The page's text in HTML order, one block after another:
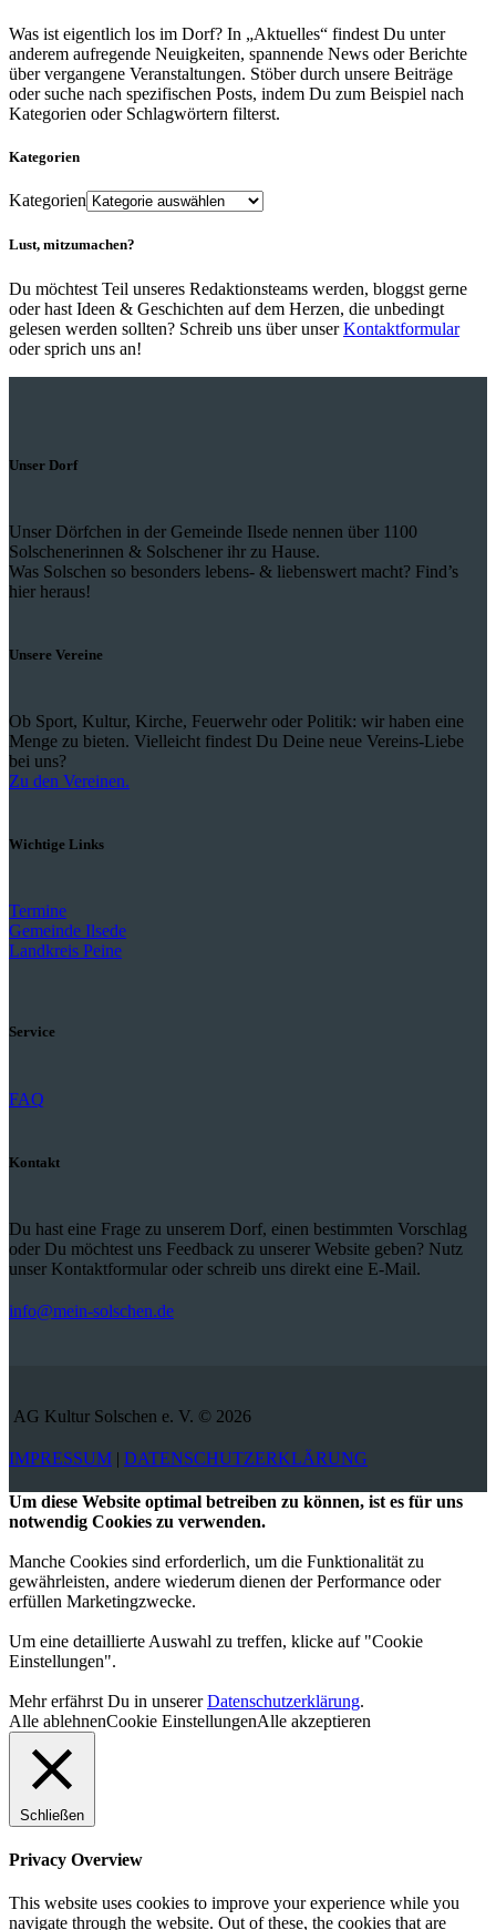
Was ist eigentlich los im Dorf? In „Aktuelles“ findest Du unter
anderem aufregende Neuigkeiten, spannende News oder Berichte
über vergangene Veranstaltungen. Stöber durch unsere Beiträge
oder suche nach spezifischen Posts, indem Du zum Beispiel nach
Kategorien oder Schlagwörtern filterst.
Kategorien
Kategorien
Lust, mitzumachen?
Du möchtest Teil unseres Redaktionsteams werden, bloggst gerne
oder hast Ideen & Geschichten auf dem Herzen, die unbedingt
gelesen werden sollten? Schreib uns über unserKontaktformular
oder sprich uns an!
Unser Dorf
Unser Dörfchen in der Gemeinde Ilsede nennen über 1100
Solschenerinnen & Solschener ihr zu Hause.
Was Solschen so besonders lebens- & liebenswert macht? Find’s
hier heraus!
Unsere Vereine
Ob Sport, Kultur, Kirche, Feuerwehr oder Politik: wir haben eine
Menge zu bieten. Vielleicht findest Du Deine neue Vereins-Liebe
bei uns?
Zu den Vereinen.
Wichtige Links
Termine
Gemeinde Ilsede
Landkreis Peine
Service
FAQ
Kontakt
Du hast eine Frage zu unserem Dorf, einen bestimmten Vorschlag
oder Du möchtest uns Feedback zu unserer Website geben? Nutz
unser Kontaktformular oder schreib uns direkt eine E-Mail.
info@mein-solschen.de
AG Kultur Solschen e. V. © 2026
IMPRESSUM | DATENSCHUTZERKLÄRUNG
Um diese Website optimal betreiben zu können, ist es für uns
notwendig Cookies zu verwenden.
Manche Cookies sind erforderlich, um die Funktionalität zu
gewährleisten, andere wiederum dienen der Performance oder
erfüllen Marketingzwecke.
Um eine detaillierte Auswahl zu treffen, klicke auf "Cookie
Einstellungen".
Mehr erfährst Du in unsererDatenschutzerklärung.
Alle ablehnenCookie EinstellungenAlle akzeptieren
Schließen
Privacy Overview
This website uses cookies to improve your experience while you
navigate through the website. Out of these, the cookies that are